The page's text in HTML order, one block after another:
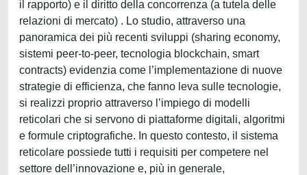
il rapporto) e il diritto della concorrenza (a tutela delle
relazioni di mercato) . Lo studio, attraverso una
panoramica dei più recenti sviluppi (sharing economy,
sistemi peer-to-peer, tecnologia blockchain, smart
contracts) evidenzia come l’implementazione di nuove
strategie di efficienza, che fanno leva sulle tecnologie,
si realizzi proprio attraverso l’impiego di modelli
reticolari che si servono di piattaforme digitali, algoritmi
e formule criptografiche. In questo contesto, il sistema
reticolare possiede tutti i requisiti per competere nel
settore dell’innovazione e, più in generale,